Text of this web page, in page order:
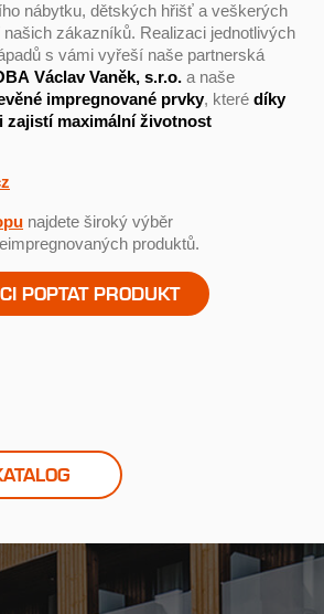
nábytku, dětských hřišť a veškerých
zákazníků. Realizaci jednotlivých
s vámi vyřeší naše partnerská
Václav Vaněk, s.r.o. a naše
impregnované prvky, které díky
zajistí maximální životnost
najdete široký výběr
produktů.
POPTAT PRODUKT